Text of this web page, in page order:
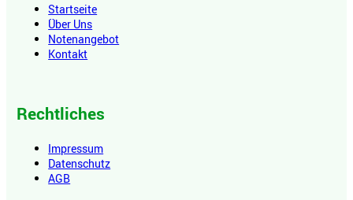
Startseite
Über Uns
Notenangebot
Kontakt
Rechtliches
Impressum
Datenschutz
AGB